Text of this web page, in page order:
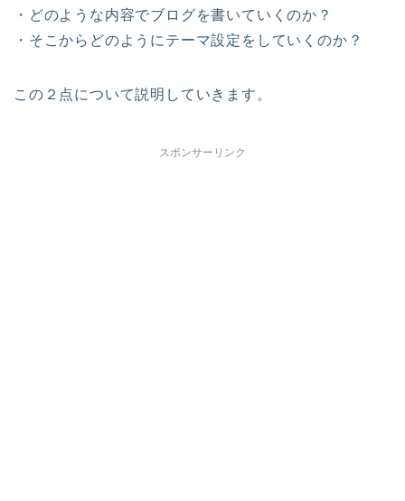
・どのような内容でブログを書いていくのか？
・そこからどのようにテーマ設定をしていくのか？
この２点について説明していきます。
スポンサーリンク